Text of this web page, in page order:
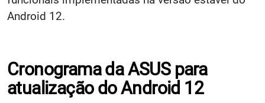
Android 12.
Cronograma da ASUS para
atualização do Android 12